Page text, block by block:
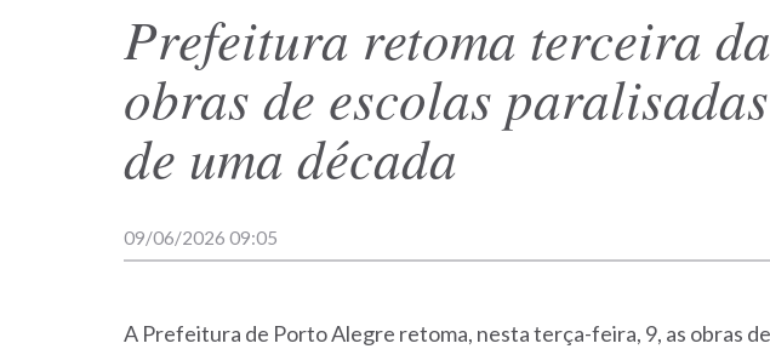
Prefeitura retoma terceira
obras de escolas
de uma década
09/06/2026 09:05
A Prefeitura de Porto Alegre retoma, nesta terça-feira, 9, as obras